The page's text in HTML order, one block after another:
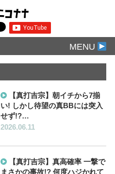
MENU
【真打吉宗】朝イチから7揃
い! しかし待望の真BBには突入
せず!?…
2026.06.11
【真打吉宗】真高確率 一撃で
まさかの事故!? 何度ハジかれて